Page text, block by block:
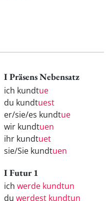
I Präsens Nebensatz
ich kundtue
du kundtuest
er/sie/es kundtue
wir kundtuen
ihr kundtuet
sie/Sie kundtuen
I Futur 1
ich werde kundtun
du werdest kundtun